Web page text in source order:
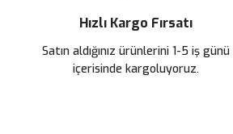
Hızlı Kargo Fırsatı
Satın aldığınız ürünlerini 1-5 iş günü
içerisinde kargoluyoruz.